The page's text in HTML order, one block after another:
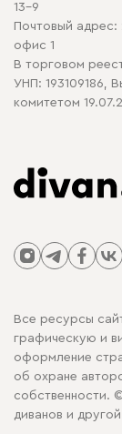
13-9
Почтовый
офис 1
В торговом
УНП: 193109186,
комитетом
Все ресурсы
графическую и
оформление
об охране
собственности.
диванов и